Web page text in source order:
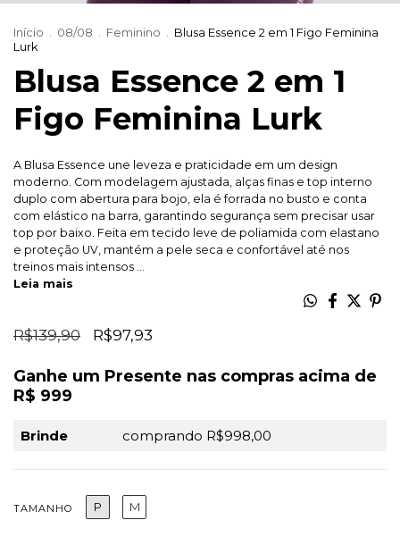
Início 08/08 Feminino
Blusa Essence 2 em 1 Figo Feminina
Lurk
Blusa Essence 2 em 1
Figo Feminina Lurk
A Blusa Essence une leveza e praticidade em um design
moderno. Com modelagem ajustada, alças finas e top interno
duplo com abertura para bojo, ela é forrada no busto e conta
com elástico na barra, garantindo segurança sem precisar usar
top por baixo. Feita em tecido leve de poliamida com elastano
e proteção UV, mantém a pele seca e confortável até nos
treinos mais intensos ...
Leia mais
R$139,90 R$97,93
Ganhe um Presente nas compras acima de
R$ 999
Brinde comprando R$998,00
TAMANHO P M